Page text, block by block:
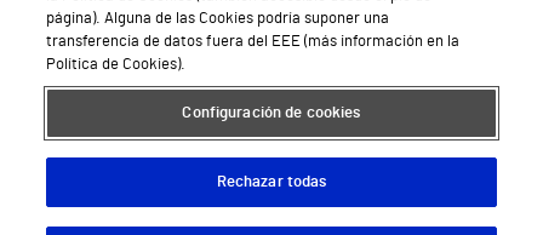
Teléfono Atención al Cliente
Política de seguridad y salud en el trabajo
Conoce a Supervita
Aviso Legal Política de cookies Política de privacidad Mapa web Protección de datos
página). Alguna de las Cookies podría suponer una
transferencia de datos fuera del EEE (más información en la
Política de Cookies).
Configuración de cookies
Rechazar todas